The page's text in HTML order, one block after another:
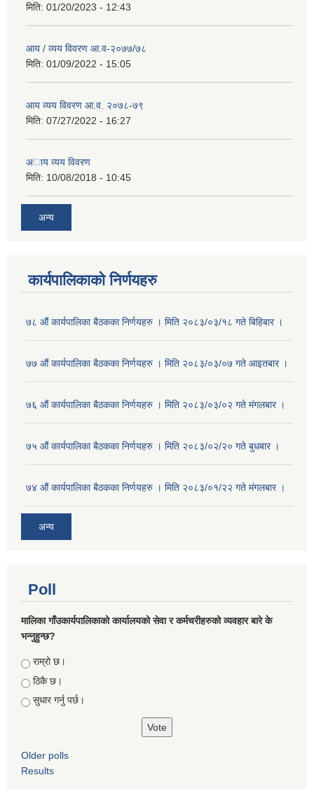
मिति: 01/20/2023 - 12:43
आय / व्यय विवरण आ.व-२०७७/७८
मिति: 01/09/2022 - 15:05
आय व्यय विवरण आ.व. २०७८-७९
मिति: 07/27/2022 - 16:27
अाय व्यय विवरण
मिति: 10/08/2018 - 10:45
अन्य
कार्यपालिकाको निर्णयहरु
७८ औं कार्यपालिका बैठकका निर्णयहरु । मिति २०८३/०३/१८ गते बिहिबार ।
७७ औं कार्यपालिका बैठकका निर्णयहरु । मिति २०८३/०३/०७ गते आइतबार ।
७६ औं कार्यपालिका बैठकका निर्णयहरु । मिति २०८३/०३/०२ गते मंगलबार ।
७५ औं कार्यपालिका बैठकका निर्णयहरु । मिति २०८३/०२/२० गते बुधबार ।
७४ औं कार्यपालिका बैठकका निर्णयहरु । मिति २०८३/०१/२२ गते मंगलबार ।
अन्य
Poll
मालिका गाँउकार्यपालिकाको कार्यालयको सेवा र कर्मचरीहरुको व्यवहार बारे के
भन्नुहुन्छ?
Choices
राम्रो छ।
ठिकै छ।
सुधार गर्नु पर्छ।
Older polls
Results